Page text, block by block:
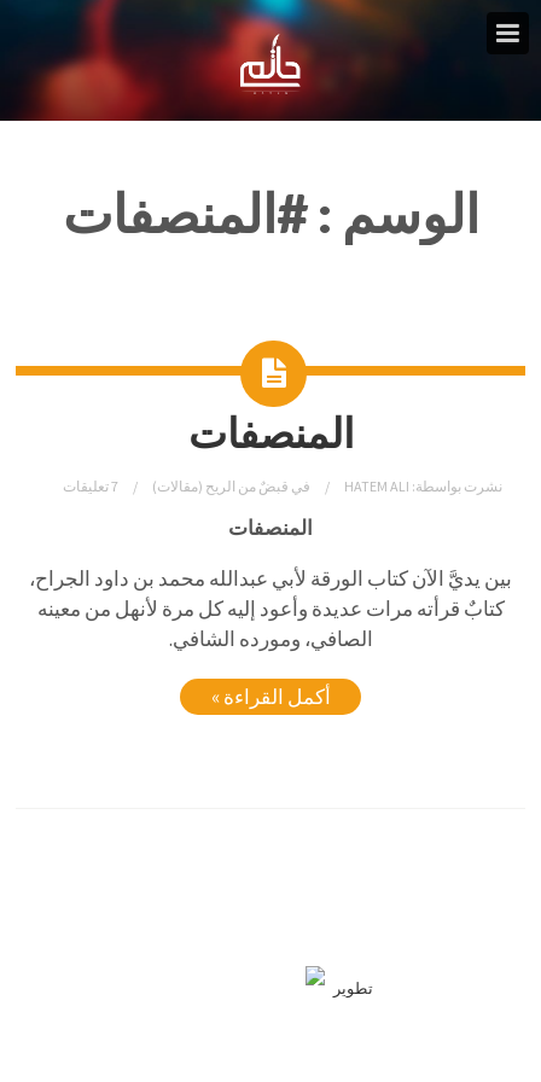
الوسم :#المنصفات
المنصفات
نشرت بواسطة: HATEM ALI في قبضٌ من الريح (مقالات) 7 تعليقات
المنصفات
بين يديَّ الآن كتاب الورقة لأبي عبدالله محمد بن داود الجراح،
كتابٌ قرأته مرات عديدة وأعود إليه كل مرة لأنهل من معينه
الصافي، ومورده الشافي.
أكمل القراءة »
تطوير